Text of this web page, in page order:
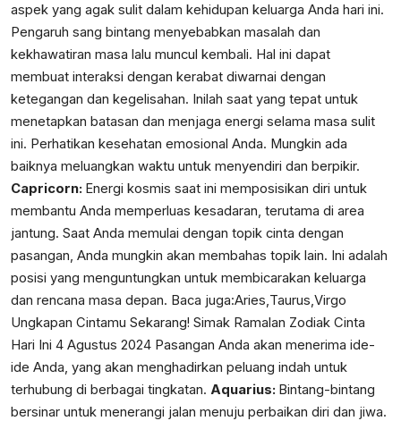
aspek yang agak sulit dalam kehidupan keluarga Anda hari ini.
Pengaruh sang bintang menyebabkan masalah dan
kekhawatiran masa lalu muncul kembali. Hal ini dapat
membuat interaksi dengan kerabat diwarnai dengan
ketegangan dan kegelisahan. Inilah saat yang tepat untuk
menetapkan batasan dan menjaga energi selama masa sulit
ini. Perhatikan kesehatan emosional Anda. Mungkin ada
baiknya meluangkan waktu untuk menyendiri dan berpikir.
Capricorn: Energi kosmis saat ini memposisikan diri untuk
membantu Anda memperluas kesadaran, terutama di area
jantung. Saat Anda memulai dengan topik cinta dengan
pasangan, Anda mungkin akan membahas topik lain. Ini adalah
posisi yang menguntungkan untuk membicarakan keluarga
dan rencana masa depan. Baca juga:Aries,Taurus,Virgo
Ungkapan Cintamu Sekarang! Simak Ramalan Zodiak Cinta
Hari Ini 4 Agustus 2024 Pasangan Anda akan menerima ide-
ide Anda, yang akan menghadirkan peluang indah untuk
terhubung di berbagai tingkatan. Aquarius: Bintang-bintang
bersinar untuk menerangi jalan menuju perbaikan diri dan jiwa.